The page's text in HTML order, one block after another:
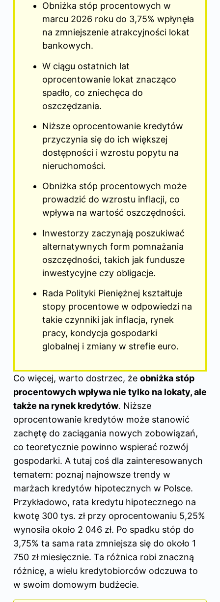
Obniżka stóp procentowych w
marcu 2026 roku do 3,75% wpłynęła
na zmniejszenie atrakcyjności lokat
bankowych.
W ciągu ostatnich lat
oprocentowanie lokat znacząco
spadło, co zniechęca do
oszczędzania.
Niższe oprocentowanie kredytów
przyczynia się do ich większej
dostępności i wzrostu popytu na
nieruchomości.
Obniżka stóp procentowych może
prowadzić do wzrostu inflacji, co
wpływa na wartość oszczędności.
Inwestorzy zaczynają poszukiwać
alternatywnych form pomnażania
oszczędności, takich jak fundusze
inwestycyjne czy obligacje.
Rada Polityki Pieniężnej kształtuje
stopy procentowe w odpowiedzi na
takie czynniki jak inflacja, rynek
pracy, kondycja gospodarki
globalnej i zmiany w strefie euro.
Co więcej, warto dostrzec, że obniżka stóp
procentowych wpływa nie tylko na lokaty, ale
także na rynek kredytów. Niższe
oprocentowanie kredytów może stanowić
zachętę do zaciągania nowych zobowiązań,
co teoretycznie powinno wspierać rozwój
gospodarki. A tutaj coś dla zainteresowanych
tematem: poznaj najnowsze trendy w
marżach kredytów hipotecznych w Polsce.
Przykładowo, rata kredytu hipotecznego na
kwotę 300 tys. zł przy oprocentowaniu 5,25%
wynosiła około 2 046 zł. Po spadku stóp do
3,75% ta sama rata zmniejsza się do około 1
750 zł miesięcznie. Ta różnica robi znaczną
różnicę, a wielu kredytobiorców odczuwa to
w swoim domowym budżecie.